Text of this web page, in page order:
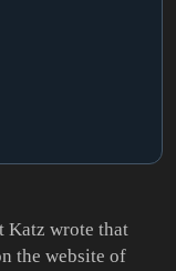
Katz wrote that
the website of